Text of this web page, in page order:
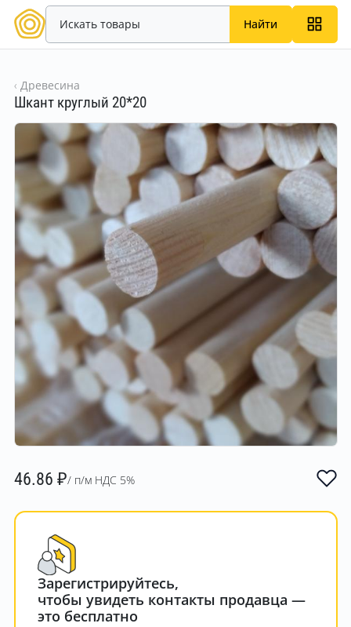
Найти
Древесина
Шкант круглый 20*20
46.86 ₽/ п/м НДС 5%
Зарегистрируйтесь,
чтобы увидеть контакты продавца —
это бесплатно